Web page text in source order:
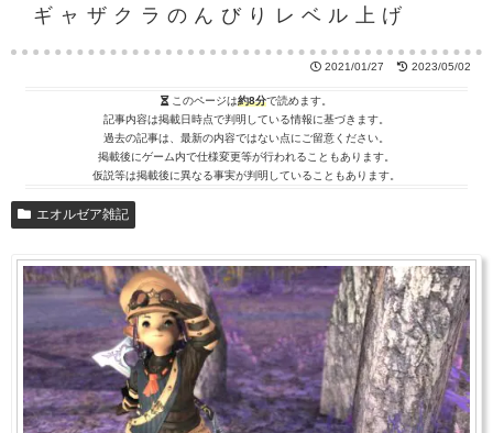
ギャザクラのんびりレベル上げ
2021/01/27 2023/05/02
このページは約8分で読めます。
記事内容は掲載日時点で判明している情報に基づきます。
過去の記事は、最新の内容ではない点にご留意ください。
掲載後にゲーム内で仕様変更等が行われることもあります。
仮説等は掲載後に異なる事実が判明していることもあります。
エオルゼア雑記